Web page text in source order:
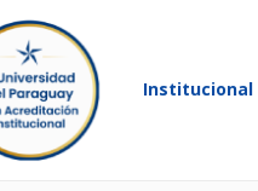
Institucional